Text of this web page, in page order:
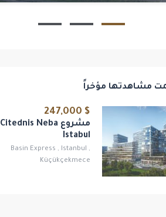
مشاهدتها مؤخراً
$ 247,000
مشروع Citednis Neba
Istabul
Basin Express , Istanbul ,
Küçükçekmece